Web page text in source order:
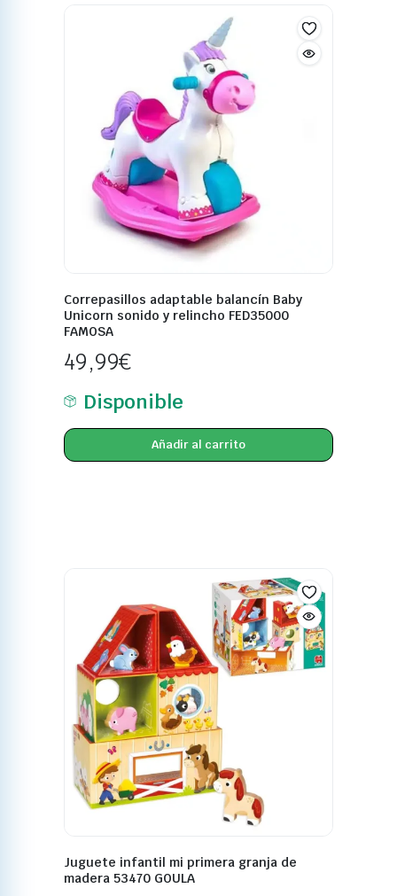
Correpasillos adaptable balancín Baby
Unicorn sonido y relincho FED35000
FAMOSA
49,99€
Disponible
Añadir al carrito
Juguete infantil mi primera granja de
madera 53470 GOULA